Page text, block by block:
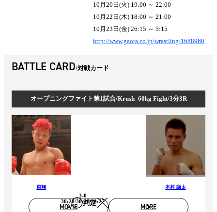
10月20日(火) 19:00 ～ 22:00
10月22日(木) 18:00 ～ 21:00
10月23日(金) 26:15 ～ 5:15
http://www.gaora.co.jp/wrestling/1688960
BATTLE CARD 対戦カード
オープニングファイト第1試合/Krush -60kg Fight/3分3R
飛翔
判定
3-0
30:28/30:28/30:27
本村 謙太
MOVIE MORE